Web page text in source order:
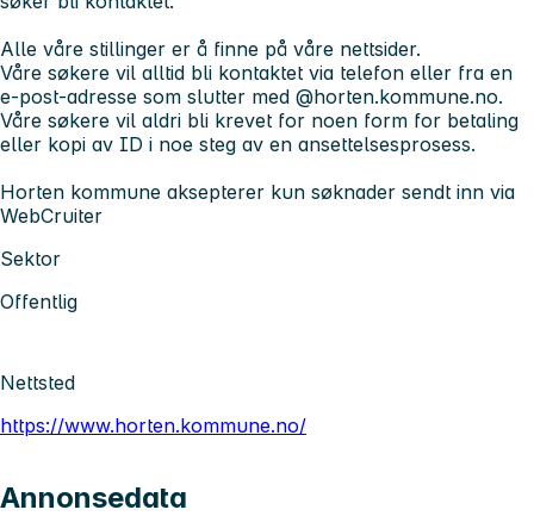
Alle våre stillinger er å finne på våre nettsider.
Våre søkere vil alltid bli kontaktet via telefon eller fra en
e-post-adresse som slutter med @horten.kommune.no.
Våre søkere vil aldri bli krevet for noen form for betaling
eller kopi av ID i noe steg av en ansettelsesprosess.
Horten kommune aksepterer kun søknader sendt inn via
WebCruiter
Sektor
Offentlig
Nettsted
https://www.horten.kommune.no/
Annonsedata